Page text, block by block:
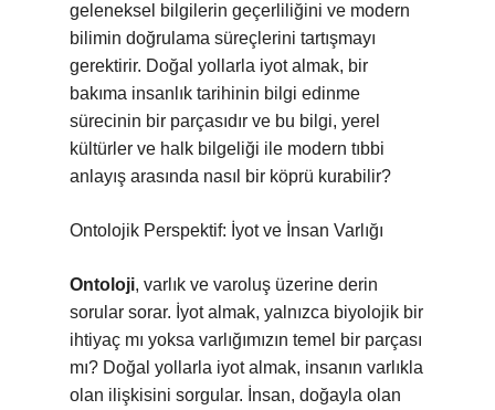
geleneksel bilgilerin geçerliliğini ve modern
bilimin doğrulama süreçlerini tartışmayı
gerektirir. Doğal yollarla iyot almak, bir
bakıma insanlık tarihinin bilgi edinme
sürecinin bir parçasıdır ve bu bilgi, yerel
kültürler ve halk bilgeliği ile modern tıbbi
anlayış arasında nasıl bir köprü kurabilir?
Ontolojik Perspektif: İyot ve İnsan Varlığı
Ontoloji, varlık ve varoluş üzerine derin
sorular sorar. İyot almak, yalnızca biyolojik bir
ihtiyaç mı yoksa varlığımızın temel bir parçası
mı? Doğal yollarla iyot almak, insanın varlıkla
olan ilişkisini sorgular. İnsan, doğayla olan